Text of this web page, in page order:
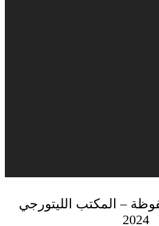
– المكتب الليتورجي
2024